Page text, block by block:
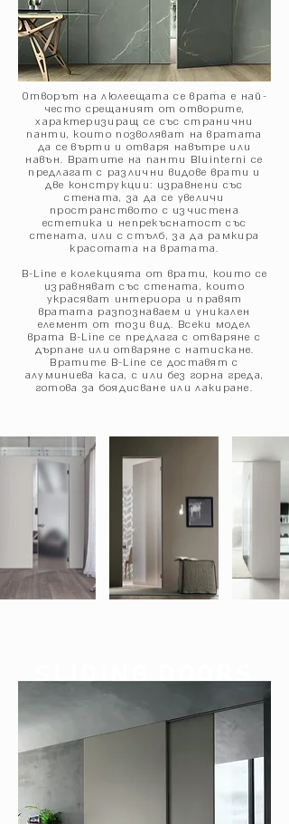
Отворът на люлеещата се врата е най-
често срещаният от отворите,
характеризиращ се със странични
панти, които позволяват на вратата
да се върти и отваря навътре или
навън. Вратите на панти Bluinterni се
предлагат с различни видове врати и
две конструкции: изравнени със
стената, за да се увеличи
пространството с изчистена
естетика и непрекъснатост със
стената, или с стълб, за да рамкира
красотата на вратата.
B-Line е колекцията от врати, които се
изравняват със стената, които
украсяват интериора и правят
вратата разпознаваем и уникален
елемент от този вид. Всеки модел
врата B-Line се предлага с отваряне с
дърпане или отваряне с натискане.
Вратите B-Line се доставят с
алуминиева каса, с или без горна греда,
готова за боядисване или лакиране.
SLIDING DOORS